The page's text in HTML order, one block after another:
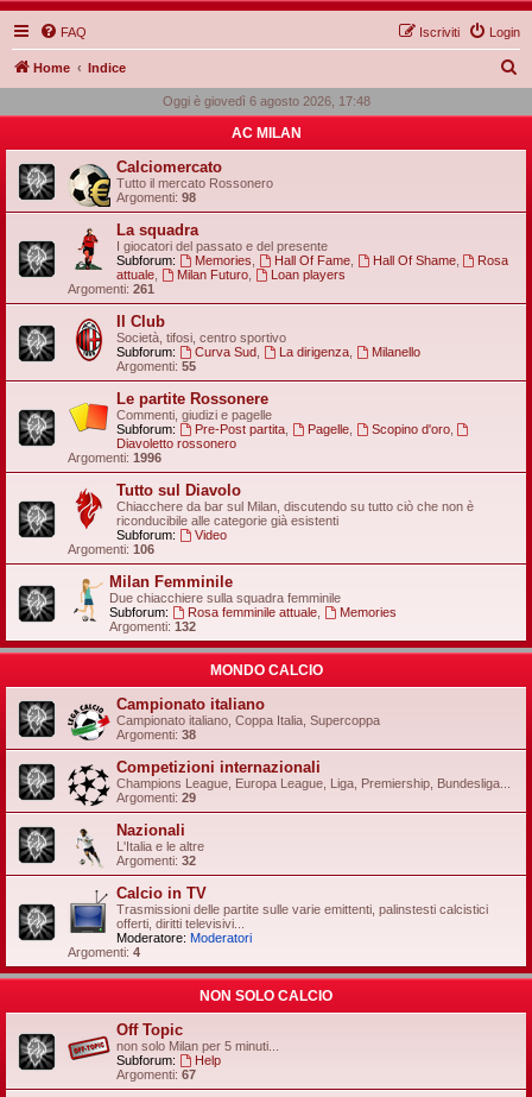
FAQ Login
Iscriviti
Home Indice
c
Oggi è giovedì 6 agosto 2026, 17:48
AC MILAN
Calciomercato
Tutto il mercato Rossonero
Argomenti: 98
La squadra
I giocatori del passato e del presente
Subforum:
Memories Hall Of Fame, Hall Of Shame,
Rosa
attuale
Milan Futuro,
Loan players
Argomenti: 261
Il Club
Società, tifosi, centro sportivo
Subforum:
Curva Sud, La dirigenza,
Milanello
Argomenti: 55
Le partite Rossonere
Commenti, giudizi e pagelle
Subforum:
Pre-Post partita, Pagelle, Scopino d'oro,
Diavoletto rossonero
Argomenti: 1996
Tutto sul Diavolo
Chiacchere da bar sul Milan, discutendo su tutto ciò che non è
riconducibile alle categorie già esistenti
Subforum:
Video
Argomenti: 106
Milan Femminile
Due chiacchiere sulla squadra femminile
Subforum:
Rosa femminile attuale,
Memories
Argomenti: 132
MONDO CALCIO
Campionato italiano
Campionato italiano, Coppa Italia, Supercoppa
Argomenti: 38
Competizioni internazionali
Champions League, Europa League, Liga, Premiership, Bundesliga...
Argomenti: 29
Nazionali
L'Italia e le altre
Argomenti: 32
Calcio in TV
Trasmissioni delle partite sulle varie emittenti, palinstesti calcistici
offerti, diritti televisivi...
Moderatore: Moderatori
Argomenti: 4
NON SOLO CALCIO
Off Topic
non solo Milan per 5 minuti...
Subforum:
Help
Argomenti: 67